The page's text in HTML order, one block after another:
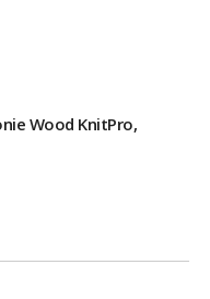
Wood KnitPro,